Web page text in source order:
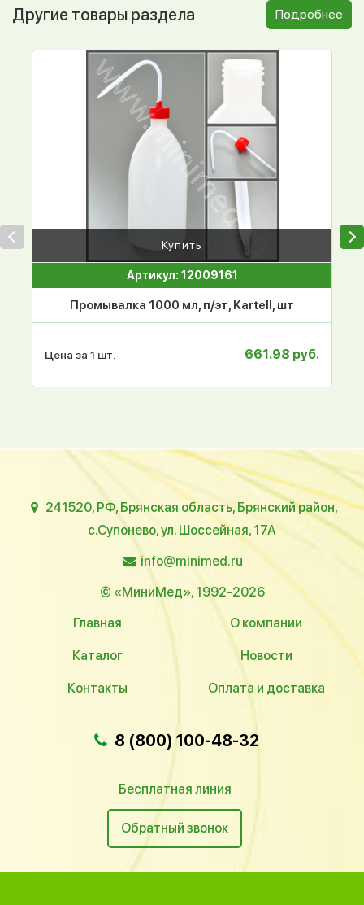
Другие товары раздела Подробнее
Купить
Артикул: 12009161
Промывалка 1000 мл, п/эт, Kartell, шт
Цена за 1 шт. 661.98 руб.
241520, РФ, Брянская область, Брянский район,
с.Супонево, ул. Шоссейная, 17А
info@minimed.ru
© «МиниМед», 1992-2026
Главная
О компании
Каталог Новости
Контакты Оплата и доставка
8 (800) 100-48-32
Бесплатная линия
Обратный звонок